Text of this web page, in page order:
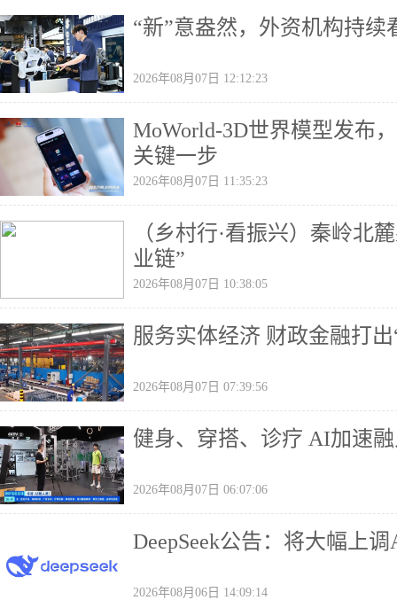
“新”意盎然，外资机构持续
2026年08月07日 12:12:23
MoWorld-3D世界模型发布
关键一步
2026年08月07日 11:35:23
（乡村行·看振兴）秦岭北
业链”
2026年08月07日 10:38:05
服务实体经济 财政金融打出
2026年08月07日 07:39:56
健身、穿搭、诊疗 AI加速
2026年08月07日 06:07:06
DeepSeek公告：将大幅上
2026年08月06日 14:09:14